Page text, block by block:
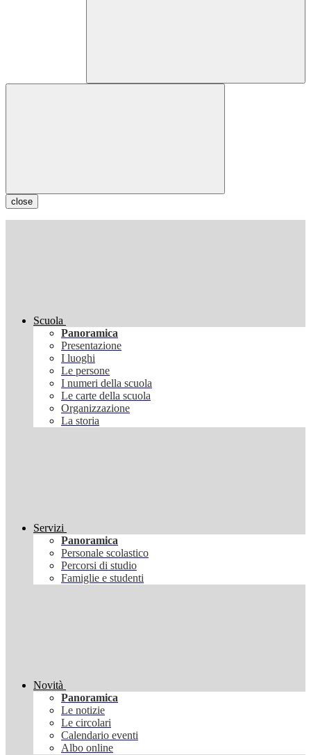
close
Scuola
Panoramica
Presentazione
I luoghi
Le persone
I numeri della scuola
Le carte della scuola
Organizzazione
La storia
Servizi
Panoramica
Personale scolastico
Percorsi di studio
Famiglie e studenti
Novità
Panoramica
Le notizie
Le circolari
Calendario eventi
Albo online